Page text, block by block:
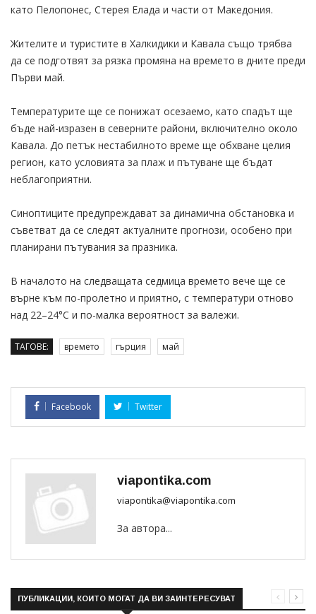
като Пелопонес, Стерея Елада и части от Македония.
Жителите и туристите в Халкидики и Кавала също трябва
да се подготвят за рязка промяна на времето в дните преди
Първи май.
Температурите ще се понижат осезаемо, като спадът ще
бъде най-изразен в северните райони, включително около
Кавала. До петък нестабилното време ще обхване целия
регион, като условията за плаж и пътуване ще бъдат
неблагоприятни.
Синоптиците предупреждават за динамична обстановка и
съветват да се следят актуалните прогнози, особено при
планирани пътувания за празника.
В началото на следващата седмица времето вече ще се
върне към по-пролетно и приятно, с температури отново
над 22–24°C и по-малка вероятност за валежи.
ТАГОВЕ: времето гърция май
Facebook Twitter
viapontika.com
viapontika@viapontika.com
За автора...
ПУБЛИКАЦИИ, КОИТО МОГАТ ДА ВИ ЗАИНТЕРЕСУВАТ